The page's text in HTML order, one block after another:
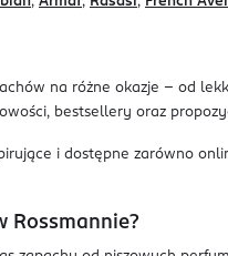
na różne okazje - od
bestsellery oraz
i dostępne zarówno
Rossmannie?